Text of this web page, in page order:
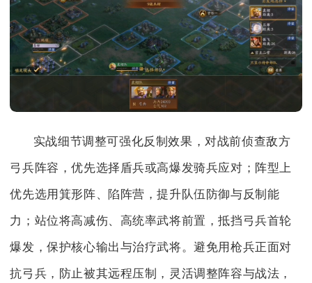
实战细节调整可强化反制效果，对战前侦查敌方
弓兵阵容，优先选择盾兵或高爆发骑兵应对；阵型上
优先选用箕形阵、陷阵营，提升队伍防御与反制能
力；站位将高减伤、高统率武将前置，抵挡弓兵首轮
爆发，保护核心输出与治疗武将。避免用枪兵正面对
抗弓兵，防止被其远程压制，灵活调整阵容与战法，